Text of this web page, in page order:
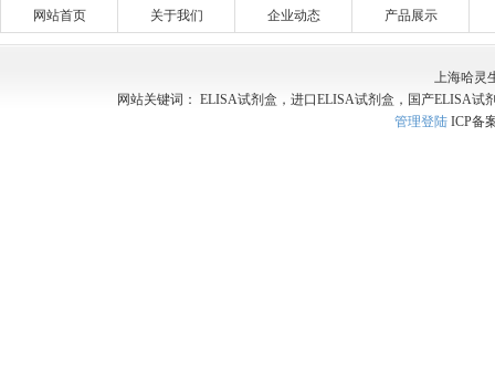
网站首页 关于我们 企业动态 产品展示
上海哈灵
网站关键词： ELISA试剂盒，进口ELISA试剂盒，国产ELISA
管理登陆 ICP备